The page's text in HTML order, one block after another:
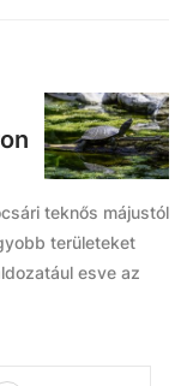
teknős májustól
területeket
esve az